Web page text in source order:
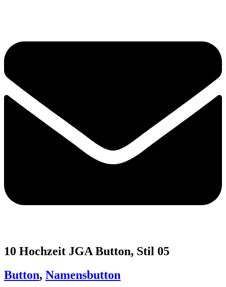
10 Hochzeit JGA Button, Stil 05
Button, Namensbutton